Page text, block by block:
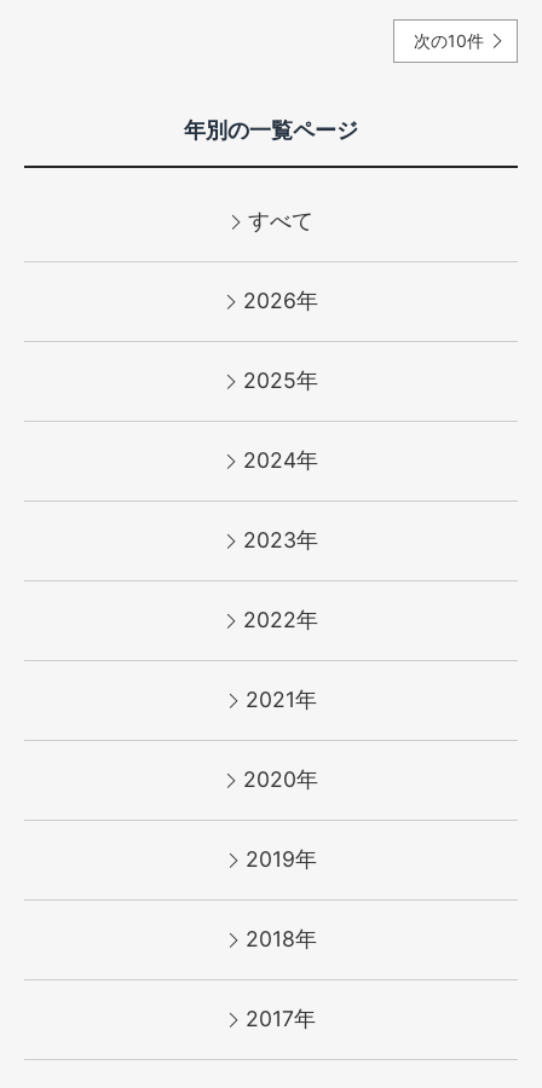
次の10件
年別の一覧ページ
すべて
2026年
2025年
2024年
2023年
2022年
2021年
2020年
2019年
2018年
2017年